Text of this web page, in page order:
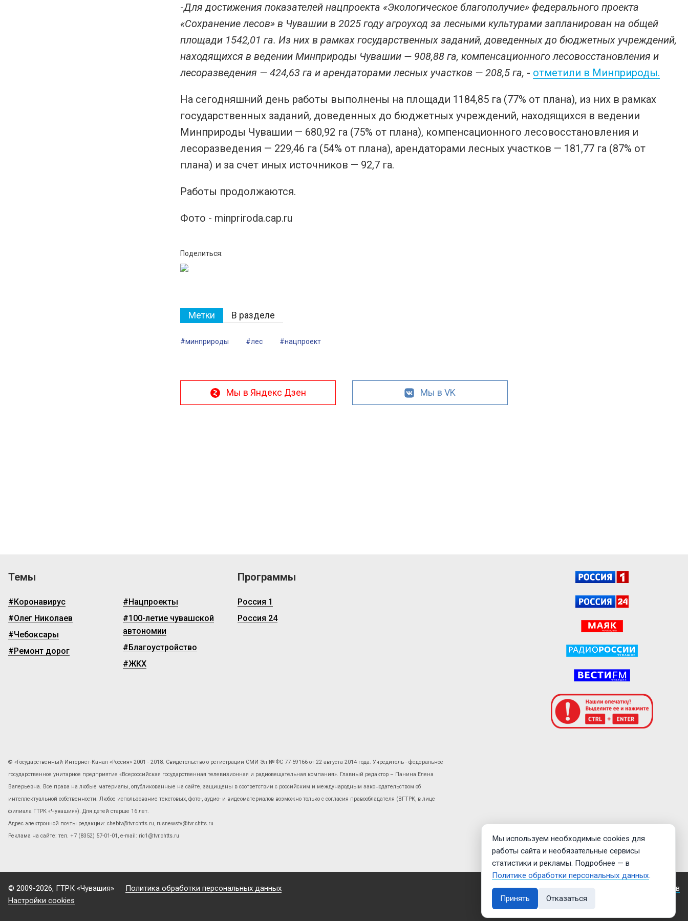
-Для достижения показателей нацпроекта «Экологическое благополучие» федерального проекта
«Сохранение лесов» в Чувашии в 2025 году агроуход за лесными культурами запланирован на общей
площади 1542,01 га. Из них в рамках государственных заданий, доведенных до бюджетных учреждений,
находящихся в ведении Минприроды Чувашии — 908,88 га, компенсационного лесовосстановления и
лесоразведения — 424,63 га и арендаторами лесных участков — 208,5 га, - отметили в Минприроды.
На сегодняшний день работы выполнены на площади 1184,85 га (77% от плана), из них в рамках
государственных заданий, доведенных до бюджетных учреждений, находящихся в ведении
Минприроды Чувашии — 680,92 га (75% от плана), компенсационного лесовосстановления и
лесоразведения — 229,46 га (54% от плана), арендаторами лесных участков — 181,77 га (87% от
плана) и за счет иных источников — 92,7 га.
Работы продолжаются.
Фото - minpriroda.cap.ru
Поделиться:
Метки В разделе
#минприроды #лес #нацпроект
Мы в Яндекс Дзен Мы в VK
Темы
#Коронавирус
#Олег Николаев
#Чебоксары
#Ремонт дорог
#Нацпроекты
#100-летие чувашской
автономии
#Благоустройство
#ЖКХ
Программы
Россия 1
Россия 24
© «Государственный Интернет-Канал «Россия» 2001 - 2018. Свидетельство о регистрации СМИ Эл № ФС 77-59166 от 22 августа 2014 года. Учредитель - федеральное
государственное унитарное предприятие «Всероссийская государственная телевизионная и радиовещательная компания». Главный редактор – Панина Елена
Валерьевна. Все права на любые материалы, опубликованные на сайте, защищены в соответствии с российским и международным законодательством об
интеллектуальной собственности. Любое использование текстовых, фото-, аудио- и видеоматериалов возможно только с согласия правообладателя (ВГТРК, в лице
филиала ГТРК «Чувашия»). Для детей старше 16 лет.
Адрес электронной почты редакции: chebtv@tvr.chtts.ru, rusnewstv@tvr.chtts.ru
Реклама на сайте: тел. +7 (8352) 57-01-01, е-mail: ric1@tvr.chtts.ru
© 2009-2026, ГТРК «Чувашия»
Политика обработки персональных данных
Настройки cookies
Дмитрий Мигилев
Мы используем необходимые cookies для
работы сайта и необязательные сервисы
статистики и рекламы. Подробнее — в
Политике обработки персональных данных.
Принять Отказаться